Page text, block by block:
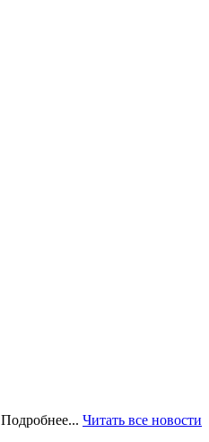
Подробнее... Читать все новости